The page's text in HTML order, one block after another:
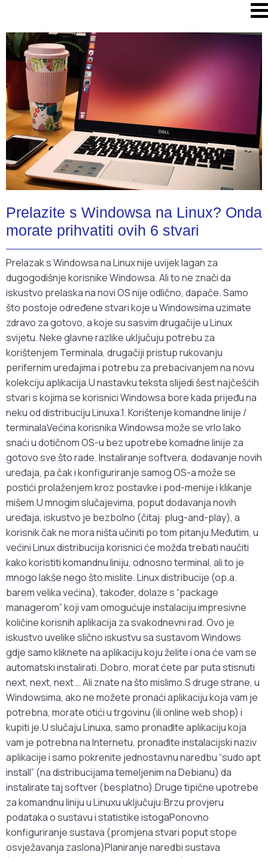
Prelazite s Windowsa na Linux? Onda
morate prihvatiti ovih 6 stvari
Prelazak s Windowsa na Linux nije uvijek lagan za
dugogodišnje korisnike Windowsa. Ali to ne znači da
iskustvo prelaska na novi OS nije odlično, dapače. Samo
što postoje određene stvari koje u Windowsima uzimate
zdravo za gotovo, a koje su sasvim drugačije u Linux
svijetu. Neke glavne razlike uključuju potrebu za
korištenjem Terminala, drugačiji pristup rukovanju
perifernim uređajima i potrebu za prebacivanjem na novu
kolekciju aplikacija.U nastavku teksta slijedi šest najčešćih
stvari s kojima se korisnici Windowsa bore kada prijeđu na
neku od distribuciju Linuxa.1. Korištenje komandne linije /
terminalaVećina korisnika Windowsa može se vrlo lako
snaći u dotičnom OS-u bez upotrebe komadne linije za
gotovo sve što rade. Instaliranje softvera, dodavanje novih
uređaja, pa čak i konfiguriranje samog OS-a može se
postići prolaženjem kroz postavke i pod-menije i klikanje
mišem.U mnogim slučajevima, poput dodavanja novih
uređaja, iskustvo je bezbolno (čitaj: plug-and-play), a
korisnik čak ne mora ništa učiniti po tom pitanju.Međutim, u
većini Linux distribucija korisnici će možda trebati naučiti
kako koristiti komandnu liniju, odnosno terminal, ali to je
mnogo lakše nego što mislite. Linux distribucije (op.a.
barem velika većina), također, dolaze s “package
managerom” koji vam omogućuje instalaciju impresivne
količine korisnih aplikacija za svakodnevni rad. Ovo je
iskustvo uvelike slično iskustvu sa sustavom Windows
gdje samo kliknete na aplikaciju koju želite i ona će vam se
automatski instalirati. Dobro, morat ćete par puta stisnuti
next, next, next … Ali znate na što mislimo.S druge strane, u
Windowsima, ako ne možete pronaći aplikaciju koja vam je
potrebna, morate otići u trgovinu (ili online web shop) i
kupiti je.U slučaju Linuxa, samo pronađite aplikaciju koja
vam je potrebna na Internetu, pronađite instalacijski naziv
aplikacije i samo pokrenite jednostavnu naredbu “sudo apt
install” (na distribucijama temeljenim na Debianu) da
instalirate taj softver (besplatno).Druge tipične upotrebe
za komandnu liniju u Linuxu uključuju:Brzu provjeru
podataka o sustavu i statistike istogaPonovno
konfiguriranje sustava (promjena stvari poput stope
osvježavanja zaslona)Planiranje naredbi sustava